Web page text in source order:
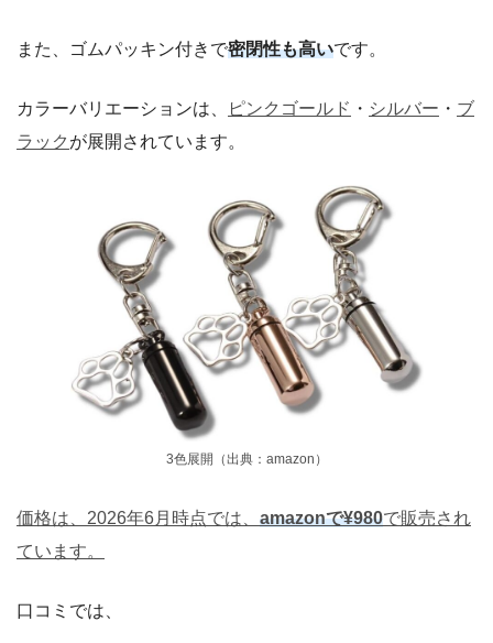
また、ゴムパッキン付きで密閉性も高いです。
カラーバリエーションは、 ピンクゴールド ・ シルバー ・ ブ
ラック が展開されています。
3色展開（出典：amazon）
価格は、2026年6月時点では、 amazonで¥980で販売され
ています。
口コミでは、